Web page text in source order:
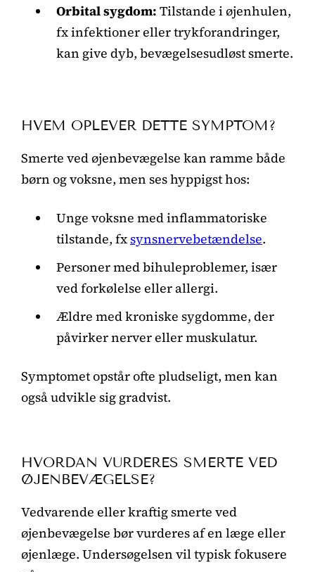
Orbital sygdom: Tilstande i øjenhulen,
fx infektioner eller trykforandringer,
kan give dyb, bevægelsesudløst smerte.
HVEM OPLEVER DETTE SYMPTOM?
Smerte ved øjenbevægelse kan ramme både
børn og voksne, men ses hyppigst hos:
Unge voksne med inflammatoriske
tilstande, fxsynsnervebetændelse.
Personer med bihuleproblemer, især
ved forkølelse eller allergi.
Ældre med kroniske sygdomme, der
påvirker nerver eller muskulatur.
Symptomet opstår ofte pludseligt, men kan
også udvikle sig gradvist.
HVORDAN VURDERES SMERTE VED
ØJENBEVÆGELSE?
Vedvarende eller kraftig smerte ved
øjenbevægelse bør vurderes af en læge eller
øjenlæge. Undersøgelsen vil typisk fokusere